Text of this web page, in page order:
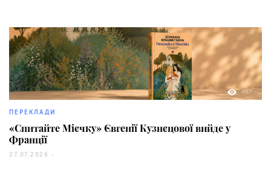
467
ПЕРЕКЛАДИ
«Спитайте Мієчку» Євгенії Кузнєцової вийде у
Франції
27.07.2026 -